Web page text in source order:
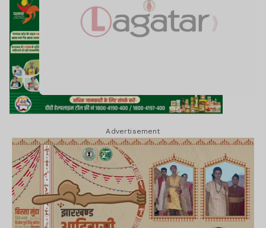
Advertisement